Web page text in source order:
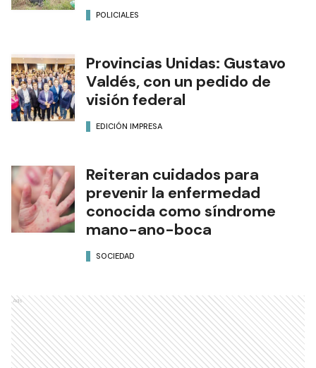
POLICIALES
Provincias Unidas: Gustavo
Valdés, con un pedido de
visión federal
EDICIÓN IMPRESA
Reiteran cuidados para
prevenir la enfermedad
conocida como síndrome
mano-ano-boca
SOCIEDAD
Ads